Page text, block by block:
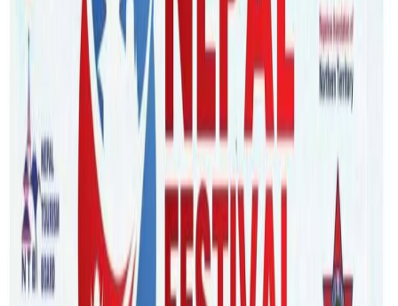
Tuesday, 2023 August 29 / 9:51 am
अ− अ